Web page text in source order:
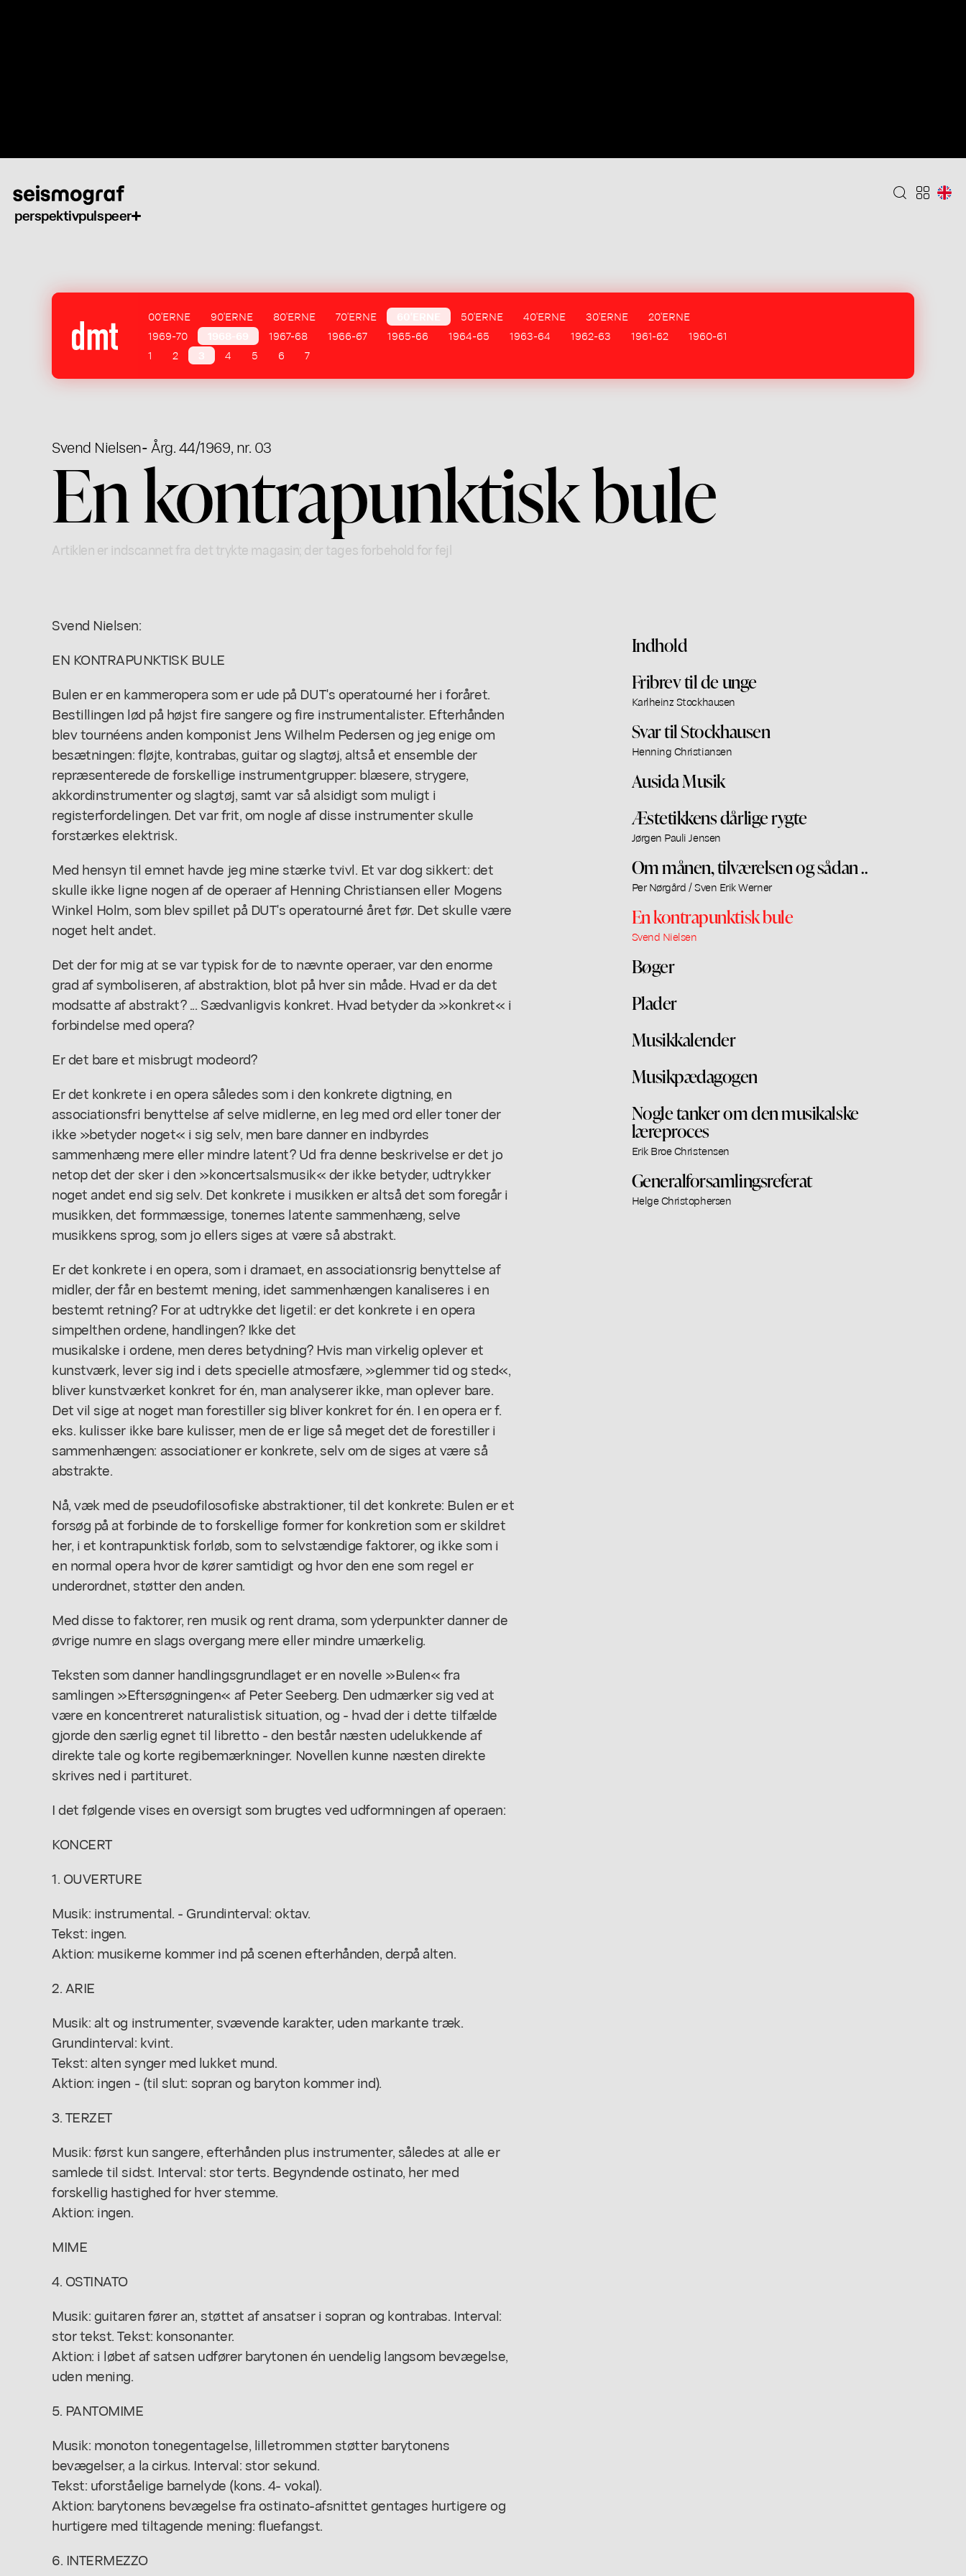
perspektivpulspeer
00'ERNE 90'ERNE 80'ERNE 70'ERNE 50'ERNE 40'ERNE 30'ERNE
20'ERNE
1969-70
1967-68 1966-67 1965-66 1964-65 1963-64 1962-63 1961-62
1960-61
1
2 4 5 6 7
Svend Nielsen- Årg. 44/1969, nr. 03
En kontrapunktisk bule
Artiklen er indscannet fra det trykte magasin; der tages forbehold for fejl
Svend Nielsen:
EN KONTRAPUNKTISK BULE
Bulen er en kammeropera som er ude på DUT's operatourné her i foråret.
Bestillingen lød på højst fire sangere og fire instrumentalister. Efterhånden
blev tournéens anden komponist Jens Wilhelm Pedersen og jeg enige om
besætningen: fløjte, kontrabas, guitar og slagtøj, altså et ensemble der
repræsenterede de forskellige instrumentgrupper: blæsere, strygere,
akkordinstrumenter og slagtøj, samt var så alsidigt som muligt i
registerfordelingen. Det var frit, om nogle af disse instrumenter skulle
forstærkes elektrisk.
Med hensyn til emnet havde jeg mine stærke tvivl. Et var dog sikkert: det
skulle ikke ligne nogen af de operaer af Henning Christiansen eller Mogens
Winkel Holm, som blev spillet på DUT's operatourné året før. Det skulle være
noget helt andet.
Det der for mig at se var typisk for de to nævnte operaer, var den enorme
grad af symboliseren, af abstraktion, blot på hver sin måde. Hvad er da det
modsatte af abstrakt? ... Sædvanligvis konkret. Hvad betyder da »konkret« i
forbindelse med opera?
Er det bare et misbrugt modeord?
Er det konkrete i en opera således som i den konkrete digtning, en
associationsfri benyttelse af selve midlerne, en leg med ord eller toner der
ikke »betyder noget« i sig selv, men bare danner en indbyrdes
sammenhæng mere eller mindre latent? Ud fra denne beskrivelse er det jo
netop det der sker i den »koncertsalsmusik« der ikke betyder, udtrykker
noget andet end sig selv. Det konkrete i musikken er altså det som foregår i
musikken, det formmæssige, tonernes latente sammenhæng, selve
musikkens sprog, som jo ellers siges at være så abstrakt.
Er det konkrete i en opera, som i dramaet, en associationsrig benyttelse af
midler, der får en bestemt mening, idet sammenhængen kanaliseres i en
bestemt retning? For at udtrykke det ligetil: er det konkrete i en opera
simpelthen ordene, handlingen? Ikke det
musikalske i ordene, men deres betydning? Hvis man virkelig oplever et
kunstværk, lever sig ind i dets specielle atmosfære, »glemmer tid og sted«,
bliver kunstværket konkret for én, man analyserer ikke, man oplever bare.
Det vil sige at noget man forestiller sig bliver konkret for én. I en opera er f.
eks. kulisser ikke bare kulisser, men de er lige så meget det de forestiller i
sammenhængen: associationer er konkrete, selv om de siges at være så
abstrakte.
Nå, væk med de pseudofilosofiske abstraktioner, til det konkrete: Bulen er et
forsøg på at forbinde de to forskellige former for konkretion som er skildret
her, i et kontrapunktisk forløb, som to selvstændige faktorer, og ikke som i
en normal opera hvor de kører samtidigt og hvor den ene som regel er
underordnet, støtter den anden.
Med disse to faktorer, ren musik og rent drama, som yderpunkter danner de
øvrige numre en slags overgang mere eller mindre umærkelig.
Teksten som danner handlingsgrundlaget er en novelle »Bulen« fra
samlingen »Eftersøgningen« af Peter Seeberg. Den udmærker sig ved at
være en koncentreret naturalistisk situation, og - hvad der i dette tilfælde
gjorde den særlig egnet til libretto - den består næsten udelukkende af
direkte tale og korte regibemærkninger. Novellen kunne næsten direkte
skrives ned i partituret.
I det følgende vises en oversigt som brugtes ved udformningen af operaen:
KONCERT
1. OUVERTURE
Musik: instrumental. - Grundinterval: oktav.
Tekst: ingen.
Aktion: musikerne kommer ind på scenen efterhånden, derpå alten.
2. ARIE
Musik: alt og instrumenter, svævende karakter, uden markante træk.
Grundinterval: kvint.
Tekst: alten synger med lukket mund.
Aktion: ingen - (til slut: sopran og baryton kommer ind).
3. TERZET
Musik: først kun sangere, efterhånden plus instrumenter, således at alle er
samlede til sidst. Interval: stor terts. Begyndende ostinato, her med
forskellig hastighed for hver stemme.
Aktion: ingen.
MIME
4. OSTINATO
Musik: guitaren fører an, støttet af ansatser i sopran og kontrabas. Interval:
stor tekst. Tekst: konsonanter.
Aktion: i løbet af satsen udfører barytonen én uendelig langsom bevægelse,
uden mening.
5. PANTOMIME
Musik: monoton tonegentagelse, lilletrommen støtter barytonens
bevægelser, a la cirkus. Interval: stor sekund.
Tekst: uforståelige barnelyde (kons. 4- vokal).
Aktion: barytonens bevægelse fra ostinato-afsnittet gentages hurtigere og
hurtigere med tiltagende mening: fluefangst.
6. INTERMEZZO
Indhold
Fribrev til de unge
Karlheinz Stockhausen
Svar til Stockhausen
Henning Christiansen
Ausida Musik
Æstetikkens dårlige rygte
Jørgen Pauli Jensen
Om månen, tilværelsen og sådan ..
Per Nørgård / Sven Erik Werner
En kontrapunktisk bule
Svend Nielsen
Bøger
Plader
Musikkalender
Musikpædagogen
Nogle tanker om den musikalske
læreproces
Erik Broe Christensen
Generalforsamlingsreferat
Helge Christophersen